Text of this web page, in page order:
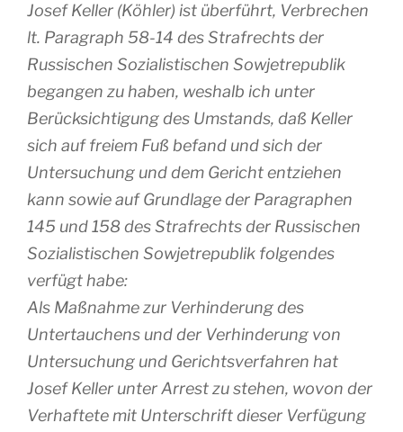
Josef Keller (Köhler) ist überführt, Verbrechen
lt. Paragraph 58-14 des Strafrechts der
Russischen Sozialistischen Sowjetrepublik
begangen zu haben, weshalb ich unter
Berücksichtigung des Umstands, daß Keller
sich auf freiem Fuß befand und sich der
Untersuchung und dem Gericht entziehen
kann sowie auf Grundlage der Paragraphen
145 und 158 des Strafrechts der Russischen
Sozialistischen Sowjetrepublik folgendes
verfügt habe:
Als Maßnahme zur Verhinderung des
Untertauchens und der Verhinderung von
Untersuchung und Gerichtsverfahren hat
Josef Keller unter Arrest zu stehen, wovon der
Verhaftete mit Unterschrift dieser Verfügung